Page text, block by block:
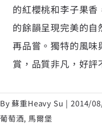
的紅櫻桃和李子果
的餘韻呈現完美的
再品嘗。獨特的風
賞，品質非凡，好評
By蘇重Heavy Su | 2014/
葡萄酒, 馬爾堡